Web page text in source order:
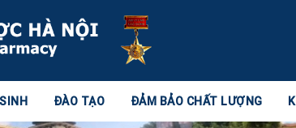
ĐÀO TẠO ĐẢM BẢO CHẤT LƯỢNG